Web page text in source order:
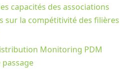
capacités des associations
sur la compétitivité des filières
Monitoring PDM